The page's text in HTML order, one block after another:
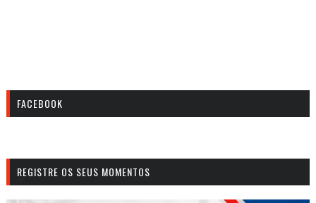
FACEBOOK
REGISTRE OS SEUS MOMENTOS